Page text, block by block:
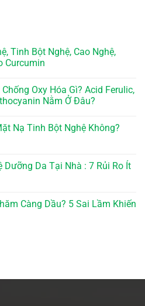
Tinh Bột Nghệ, Cao Nghệ,
Curcumin
Oxy Hóa Gì? Acid Ferulic,
Nằm Ở Đâu?
Nạ Tinh Bột Nghệ Không?
Dưỡng Da Tại Nhà : 7 Rủi Ro Ít
Càng Dầu? 5 Sai Lầm Khiến